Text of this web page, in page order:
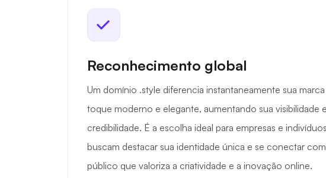
Reconhecimento global
Um domínio .style diferencia instantaneamente sua
toque moderno e elegante, aumentando sua visibilidade e
credibilidade. É a escolha ideal para empresas e
buscam destacar sua identidade única e se conectar
público que valoriza a criatividade e a inovação online.